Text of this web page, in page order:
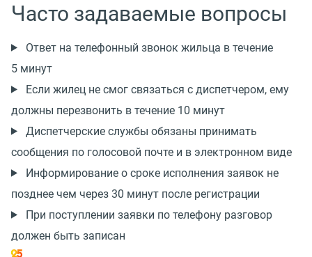
Часто задаваемые вопросы
Ответ на телефонный звонок жильца в течение
5 минут
Если жилец не смог связаться с диспетчером, ему
должны перезвонить в течение 10 минут
Диспетчерские службы обязаны принимать
сообщения по голосовой почте и в электронном виде
Информирование о сроке исполнения заявок не
позднее чем через 30 минут после регистрации
При поступлении заявки по телефону разговор
должен быть записан